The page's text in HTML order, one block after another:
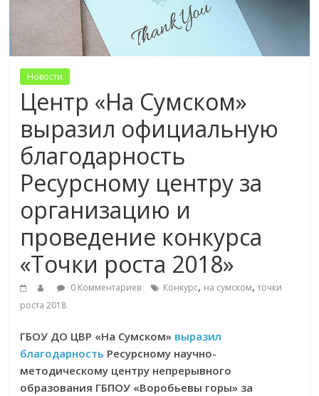
Новости
Центр «На Сумском»
выразил официальную
благодарность
Ресурсному центру за
организацию и
проведение конкурса
«Точки роста 2018»
0 Комментариев Конкурс, на сумском,точки
роста 2018
ГБОУ ДО ЦВР «На Сумском» выразил
благодарность Ресурсному научно-
методическому центру непрерывного
образования ГБПОУ «Воробьевы горы» за